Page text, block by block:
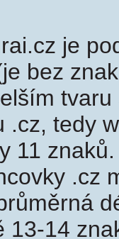
je
bez
.cz, tedy
11
.cz
13-14